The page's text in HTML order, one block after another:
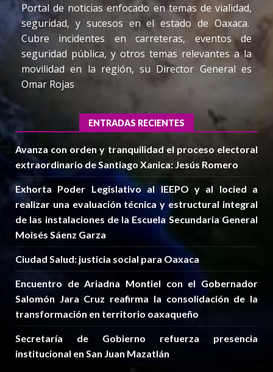
Portal de noticias enfocado en temas de vialidad,
seguridad, y sucesos en el estado de Oaxaca.
Cubre incidentes en carreteras, eventos de
seguridad pública, y otros temas relevantes a la
movilidad en la región, su Director General es
Omar Rojas
ENTRADAS RECIENTES
Avanza con orden y tranquilidad el proceso electoral
extraordinario de Santiago Xanica: Jesús Romero
Exhorta Poder Legislativo al IEEPO y al Iocied a
realizar una evaluación técnica y estructural integral
de las instalaciones de la Escuela Secundaria General
Moisés Sáenz Garza
Ciudad Salud: justicia social para Oaxaca
Encuentro de Ariadna Montiel con el Gobernador
Salomón Jara Cruz reafirma la consolidación de la
transformación en territorio oaxaqueño
Secretaría de Gobierno refuerza presencia
institucional en San Juan Mazatlán